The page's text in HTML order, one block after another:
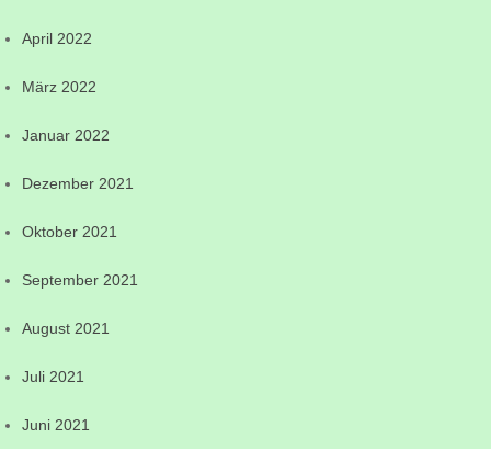
April 2022
März 2022
Januar 2022
Dezember 2021
Oktober 2021
September 2021
August 2021
Juli 2021
Juni 2021